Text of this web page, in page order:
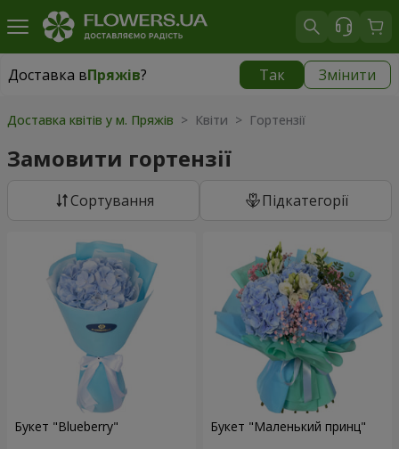
Доставка вПряжів? Так Змінити
Доставка вПряжів|
Доставка квітів у м. Пряжів > Квіти > Гортензії
Замовити гортензії
Сортування Підкатегорії
Букет "Blueberry" Букет "Маленький принц"